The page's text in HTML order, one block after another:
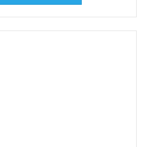
weist
mehrere
Varianten